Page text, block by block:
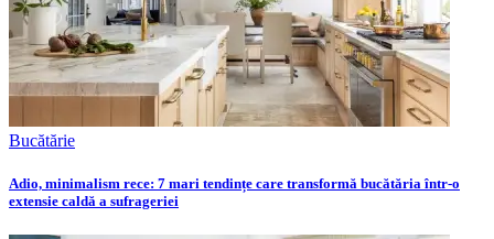
Bucătărie
Adio, minimalism rece: 7 mari tendințe care transformă bucătăria într-o
extensie caldă a sufrageriei